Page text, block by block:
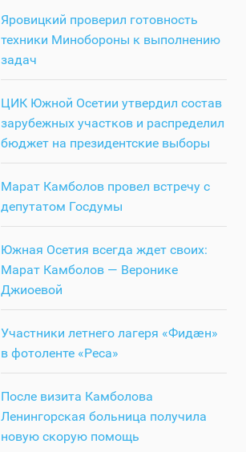
Яровицкий проверил готовность
техники Минобороны к выполнению
задач
ЦИК Южной Осетии утвердил состав
зарубежных участков и распределил
бюджет на президентские выборы
Марат Камболов провел встречу с
депутатом Госдумы
Южная Осетия всегда ждет своих:
Марат Камболов — Веронике
Джиоевой
Участники летнего лагеря «Фидӕн»
в фотоленте «Реса»
После визита Камболова
Ленингорская больница получила
новую скорую помощь